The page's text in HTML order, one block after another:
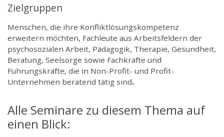
Zielgruppen
Menschen, die ihre Konfliktlösungskompetenz
erweitern möchten, Fachleute aus Arbeitsfeldern der
psychosozialen Arbeit, Pädagogik, Therapie, Gesundheit,
Beratung, Seelsorge sowie Fachkräfte und
Führungskräfte, die in Non-Profit- und Profit-
Unternehmen beratend tätig sind.
Alle Seminare zu diesem Thema auf
einen Blick: